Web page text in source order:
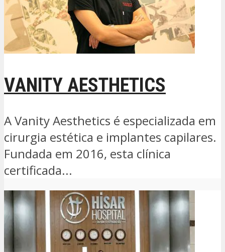
VANITY AESTHETICS
A Vanity Aesthetics é especializada em
cirurgia estética e implantes capilares.
Fundada em 2016, esta clínica
certificada...